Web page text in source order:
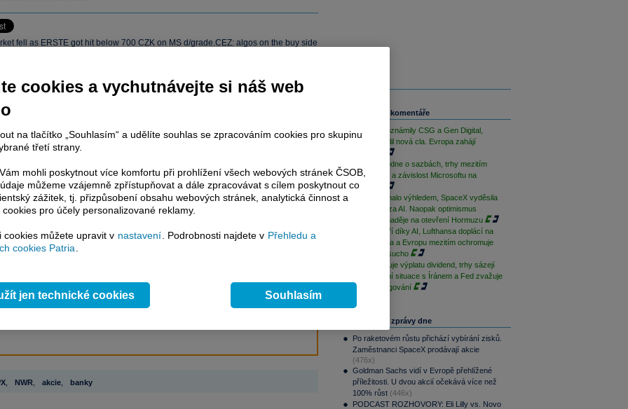
fell as ERSTE got hit below 700 CZK on MS d/grade.CEZ: algos on the buy side
Pluspřípadně uživatelům platformy Patria Direct. Pokud jste klientem
služeb, potom je nutné se
placeného informačního servisu získáte
kekompletnímu zpravodajství
bez jakýchkoliv omezení. Veškeré
komentáře a horké zprávy jsou
terminálovou metodou (bez nutnosti obnovovat stránku) bez
a v plné verzi.
mailovézpravodajství,dataz finančních trhů v reálném čase, kompletní
servis, rozsáhlédatabáze
prognózy
avaluace, ekonomickéfundamenty kalkulátory...více
, NWR, akcie, banky
Související komentáře
Výsledky oznámily CSG a Gen Digital,
Trump uvalil nová cla. Evropa zahájí
ČNB rozhodne o sazbách, trhy mezitím
sledují Írán a závislost Microsoftu na
OpenAI
AMD zklamalo výhledem, SpaceX vyděsila
cenovkou za AI. Naopak optimismus
podporují naděje na otevření Hormuzu
Palantir září díky AI, Lufthansa doplácí na
drahá paliva a Evropu mezitím ochromuje
historické sucho
ČEZ zahajuje výplatu dividend, trhy sázejí
na uklidnění situace s Íránem a Fed zvažuje
změnu fungování
Nejčtenější zprávy dne
Po raketovém růstu přichází vybírání zisků.
Zaměstnanci SpaceX prodávají akcie
(476x)
Goldman Sachs vidí v Evropě přehlížené
příležitosti. U dvou akcií očekává více než
100% růst (446x)
PODCAST ROZHOVORY: Eli Lilly vs. Novo
cookies a vychutnávejte si náš web
na tlačítko „Souhlasím“ a udělíte souhlas se zpracováním cookies pro skupinu
třetí strany.
mohli poskytnout více komfortu při prohlížení všech webových stránek ČSOB,
můžeme vzájemně zpřístupňovat a dále zpracovávat s cílem poskytnout co
zážitek, tj. přizpůsobení obsahu webových stránek, analytická činnost a
pro účely personalizované reklamy.
cookies můžete upravit v nastavení . Podrobnosti najdete v Přehledu a
cookies Patria
jen technické cookies Souhlasím